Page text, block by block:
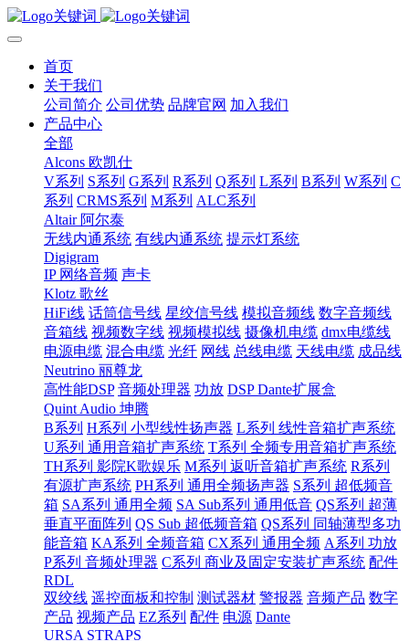
首页
关于我们
公司简介 公司优势 品牌官网 加入我们
产品中心
全部
Alcons 欧凯仕
V系列 S系列 G系列 R系列 Q系列 L系列 B系列 W系列 C
系列 CRMS系列 M系列 ALC系列
Altair 阿尔泰
无线内通系统 有线内通系统 提示灯系统
Digigram
IP 网络音频 声卡
Klotz 歌丝
HiFi线 话筒信号线 星绞信号线 模拟音频线 数字音频线
音箱线 视频数字线 视频模拟线 摄像机电缆 dmx电缆线
电源电缆 混合电缆 光纤 网线 总线电缆 天线电缆 成品线
Neutrino 丽尊龙
高性能DSP 音频处理器 功放 DSP Dante扩展盒
Quint Audio 坤腾
B系列 H系列 小型线性扬声器 L系列 线性音箱扩声系统
U系列 通用音箱扩声系统 T系列 全频专用音箱扩声系统
TH系列 影院K歌娱乐 M系列 返听音箱扩声系统 R系列
有源扩声系统 PH系列 通用全频扬声器 S系列 超低频音
箱 SA系列 通用全频 SA Sub系列 通用低音 QS系列 超薄
垂直平面阵列 QS Sub 超低频音箱 QS系列 同轴薄型多功
能音箱 KA系列 全频音箱 CX系列 通用全频 A系列 功放
P系列 音频处理器 C系列 商业及固定安装扩声系统 配件
RDL
双绞线 遥控面板和控制 测试器材 警报器 音频产品 数字
产品 视频产品 EZ系列 配件 电源 Dante
URSA STRAPS